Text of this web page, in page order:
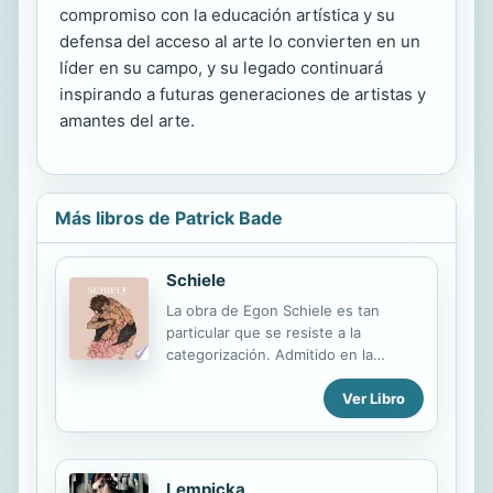
compromiso con la educación artística y su
defensa del acceso al arte lo convierten en un
líder en su campo, y su legado continuará
inspirando a futuras generaciones de artistas y
amantes del arte.
Más libros de Patrick Bade
Schiele
La obra de Egon Schiele es tan
particular que se resiste a la
categorización. Admitido en la
Academia Vienesa de las Bellas Artes
cuando apenas contaba con dieciséis
años, fue un artista de extraordinaria
habilidad en la manipulación de las
líneas le dio a sus obras una tersa
Ver Libro
Lempicka